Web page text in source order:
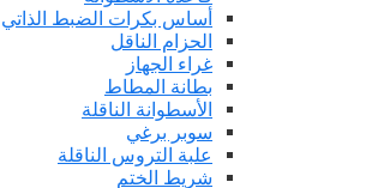
أساس بكرات الضبط الذاتي
الحزام الناقل
غراء الجهاز
بطانة المطاط
الأسطوانة الناقلة
سوبر برغي
علبة التروس الناقلة
شريط الختم